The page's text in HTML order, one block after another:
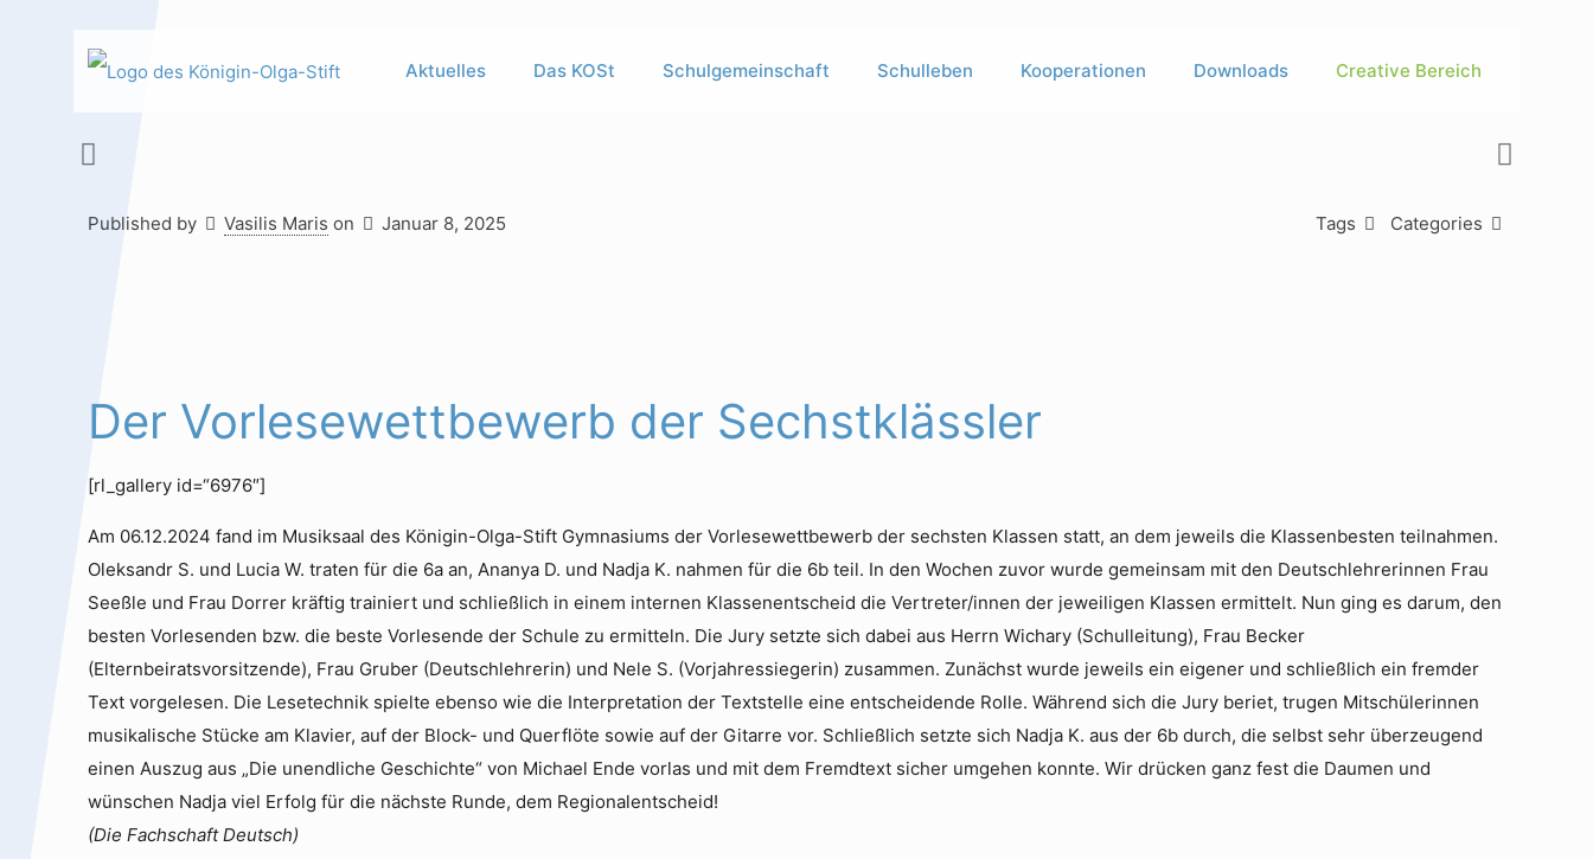
Hauptinhalt Alt + Shift + H
Kontakte /
Alt + Shift +
Aktuelles Das KOSt Schulgemeinschaft Schulleben Kooperationen Downloads Creative Bereich
Published by Vasilis Maris on Januar 8, 2025 Categories
Tags
Der Vorlesewettbewerb der Sechstklässler
[rl_gallery id=“6976″]
Am 06.12.2024 fand im Musiksaal des Königin-Olga-Stift Gymnasiums der Vorlesewettbewerb der sechsten Klassen statt, an dem jeweils die Klassenbesten teilnahmen.
Oleksandr S. und Lucia W. traten für die 6a an, Ananya D. und Nadja K. nahmen für die 6b teil. In den Wochen zuvor wurde gemeinsam mit den Deutschlehrerinnen Frau
Seeßle und Frau Dorrer kräftig trainiert und schließlich in einem internen Klassenentscheid die Vertreter/innen der jeweiligen Klassen ermittelt. Nun ging es darum, den
besten Vorlesenden bzw. die beste Vorlesende der Schule zu ermitteln. Die Jury setzte sich dabei aus Herrn Wichary (Schulleitung), Frau Becker
(Elternbeiratsvorsitzende), Frau Gruber (Deutschlehrerin) und Nele S. (Vorjahressiegerin) zusammen. Zunächst wurde jeweils ein eigener und schließlich ein fremder
Text vorgelesen. Die Lesetechnik spielte ebenso wie die Interpretation der Textstelle eine entscheidende Rolle. Während sich die Jury beriet, trugen Mitschülerinnen
musikalische Stücke am Klavier, auf der Block- und Querflöte sowie auf der Gitarre vor. Schließlich setzte sich Nadja K. aus der 6b durch, die selbst sehr überzeugend
einen Auszug aus „Die unendliche Geschichte“ von Michael Ende vorlas und mit dem Fremdtext sicher umgehen konnte. Wir drücken ganz fest die Daumen und
wünschen Nadja viel Erfolg für die nächste Runde, dem Regionalentscheid!
(Die Fachschaft Deutsch)